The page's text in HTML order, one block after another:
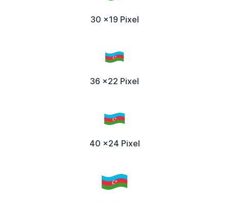
30 x19 Pixel
36 x22 Pixel
40 x24 Pixel